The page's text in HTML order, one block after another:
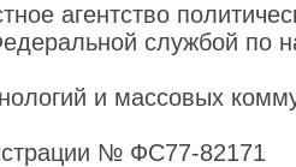
агентство
службой по
и массовых
№ ФС77-82171